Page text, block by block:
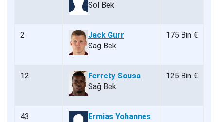
Sol Bek
2
Jack Gurr
Sağ Bek
175 Bin €
12
Ferrety Sousa
Sağ Bek
125 Bin €
43
Ermias Yohannes